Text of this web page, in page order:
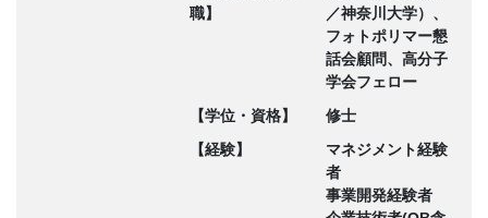
職】
／神奈川大学）、
フォトポリマー懇
話会顧問、高分子
学会フェロー
【学位・資格】
修士
【経験】
マネジメント経験
者
事業開発経験者